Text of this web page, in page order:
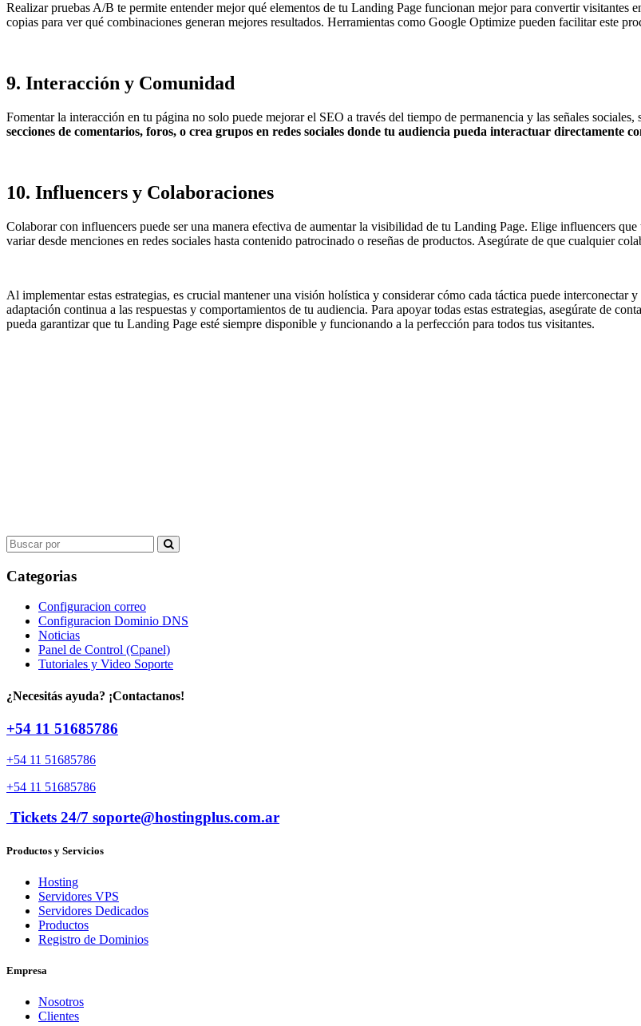
Realizar pruebas A/B te permite entender mejor qué elementos de tu Landing Page funcionan mejor para convertir visitantes
copias para ver qué combinaciones generan mejores resultados. Herramientas como Google Optimize pueden facilitar este
9. Interacción y Comunidad
Fomentar la interacción en tu página no solo puede mejorar el SEO a través del tiempo de permanencia y las señales
secciones de comentarios, foros, o crea grupos en redes sociales donde tu audiencia pueda interactuar directamente
10. Influencers y Colaboraciones
Colaborar con influencers puede ser una manera efectiva de aumentar la visibilidad de tu Landing Page. Elige influencers
variar desde menciones en redes sociales hasta contenido patrocinado o reseñas de productos. Asegúrate de que cualquier
Al implementar estas estrategias, es crucial mantener una visión holística y considerar cómo cada táctica puede
adaptación continua a las respuestas y comportamientos de tu audiencia. Para apoyar todas estas estrategias, asegúrate de
pueda garantizar que tu Landing Page esté siempre disponible y funcionando a la perfección para todos tus visitantes.
Search
for:
Categorias
Configuracion correo
Configuracion Dominio DNS
Noticias
Panel de Control (Cpanel)
Tutoriales y Video Soporte
¿Necesitás ayuda? ¡Contactanos!
+54 11 51685786
+54 11 51685786
+54 11 51685786
Tickets 24/7 soporte@hostingplus.com.ar
Productos y Servicios
Hosting
Servidores VPS
Servidores Dedicados
Productos
Registro de Dominios
Empresa
Nosotros
Clientes